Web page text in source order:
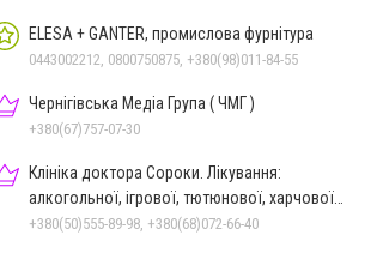
ELESA + GANTER, промислова фурнітура
0443002212, 0800750875, +380(98)011-84-55
Чернігівська Медіа Група ( ЧМГ )
+380(67)757-07-30
Клініка доктора Сороки. Лікування:
алкогольної, ігрової, тютюнової, харчової
залежностей, неврозів т
+380(50)555-89-98, +380(68)072-66-40